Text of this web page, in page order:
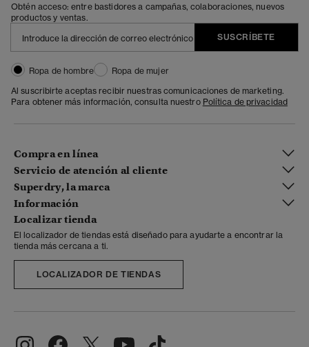
Obtén acceso: entre bastidores a campañas, colaboraciones, nuevos
productos y ventas.
SUSCRÍBETE
Ropa de hombre
Ropa de mujer
Al suscribirte aceptas recibir nuestras comunicaciones de marketing.
Para obtener más información, consulta nuestro Política de privacidad
Compra en línea
Servicio de atención al cliente
Superdry, la marca
Información
Localizar tienda
El localizador de tiendas está diseñado para ayudarte a encontrar la
tienda más cercana a ti.
LOCALIZADOR DE TIENDAS